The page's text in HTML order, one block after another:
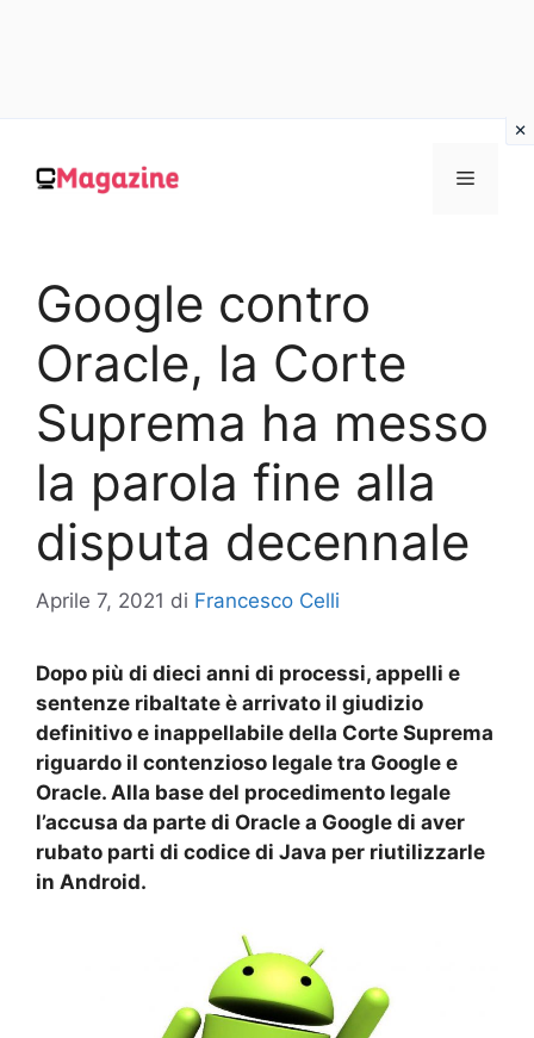
contenuto
MENU
Google contro
Oracle, la Corte
Suprema ha messo
la parola fine alla
disputa decennale
Aprile 7, 2021 di Francesco Celli
Dopo più di dieci anni di processi, appelli e
sentenze ribaltate è arrivato il giudizio
definitivo e inappellabile della Corte Suprema
riguardo il contenzioso legale tra Google e
Oracle. Alla base del procedimento legale
l’accusa da parte di Oracle a Google di aver
rubato parti di codice di Java per riutilizzarle
in Android.